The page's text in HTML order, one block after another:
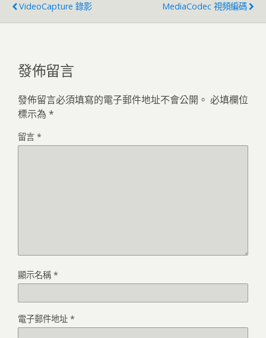
VideoCapture 錄影
MediaCodec 視頻編碼
發佈留言
發佈留言必須填寫的電子郵件地址不會公開。 必填欄位
標示為 *
留言 *
顯示名稱 *
電子郵件地址 *